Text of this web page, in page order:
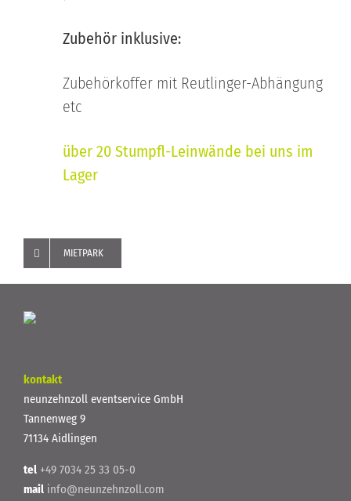
Zubehör inklusive:
Zubehörkoffer mit Reutlinger-Abhängung
etc
über 20 Stumpfl-Leinwände bei uns im
Lager
MIETPARK
kontakt
neunzehnzoll eventservice GmbH
Tannenweg 9
71134 Aidlingen
tel +49 7034 25 33 05-0
mail info@neunzehnzoll.com